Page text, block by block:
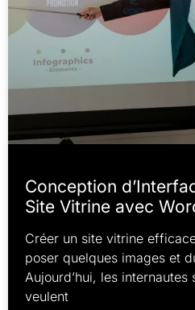
Conception
Site Vitrine avec
Créer un site vitrine
poser quelques images et
Aujourd’hui, les internautes
veulent